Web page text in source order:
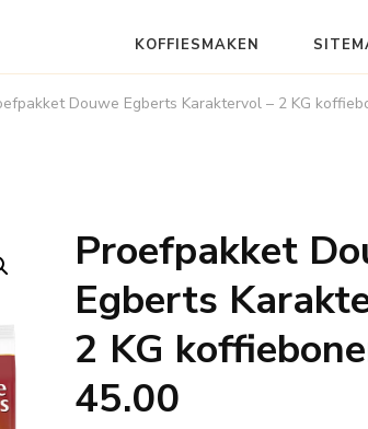
KOFFIESMAKEN
Douwe Egberts Karaktervol – 2 KG
Proefpakket
Egberts
2 KG
45.00